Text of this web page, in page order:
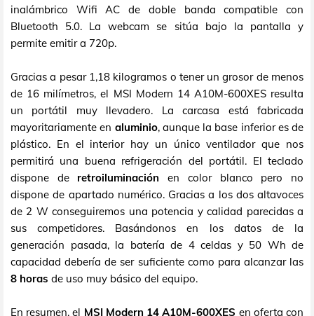
inalámbrico Wifi AC de doble banda compatible con
Bluetooth 5.0. La webcam se sitúa bajo la pantalla y
permite emitir a 720p.
Gracias a pesar 1,18 kilogramos o tener un grosor de menos
de 16 milímetros, el MSI Modern 14 A10M-600XES resulta
un portátil muy llevadero. La carcasa está fabricada
mayoritariamente en aluminio, aunque la base inferior es de
plástico. En el interior hay un único ventilador que nos
permitirá una buena refrigeración del portátil. El teclado
dispone de retroiluminación en color blanco pero no
dispone de apartado numérico. Gracias a los dos altavoces
de 2 W conseguiremos una potencia y calidad parecidas a
sus competidores. Basándonos en los datos de la
generación pasada, la batería de 4 celdas y 50 Wh de
capacidad debería de ser suficiente como para alcanzar las
8 horas de uso muy básico del equipo.
En resumen, el MSI Modern 14 A10M-600XES en oferta con